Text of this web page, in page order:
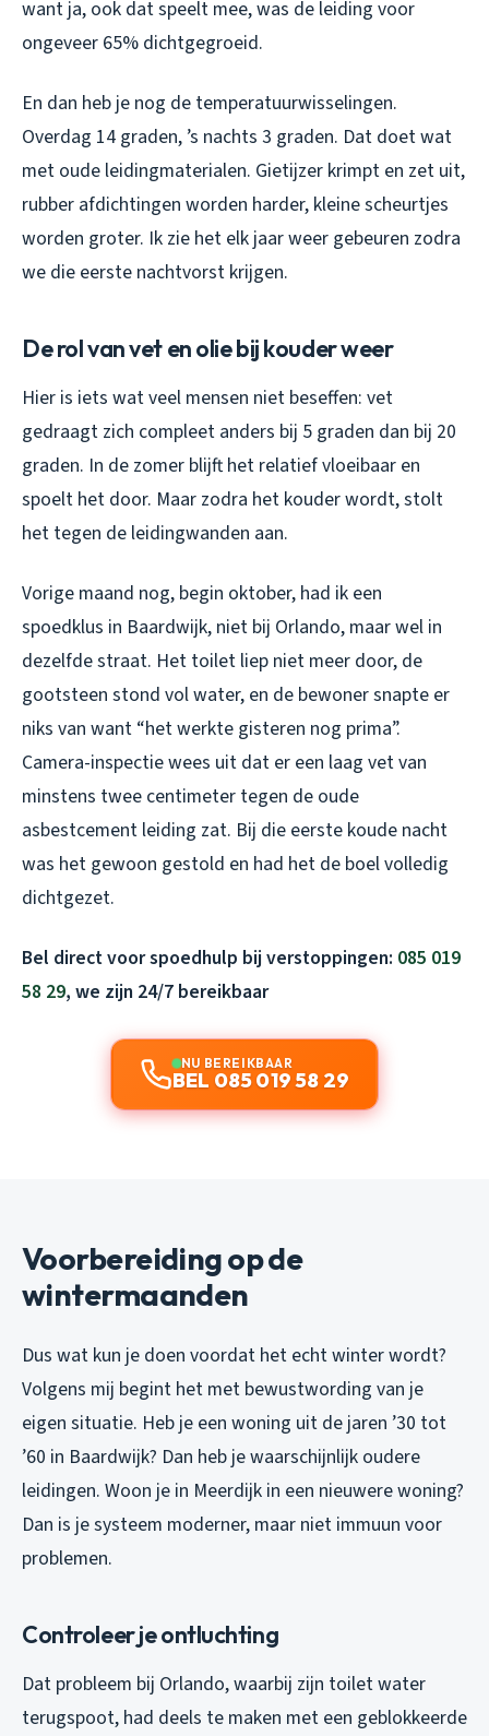
want ja, ook dat speelt mee, was de leiding voor
ongeveer 65% dichtgegroeid.
En dan heb je nog de temperatuurwisselingen.
Overdag 14 graden, ’s nachts 3 graden. Dat doet wat
met oude leidingmaterialen. Gietijzer krimpt en zet uit,
rubber afdichtingen worden harder, kleine scheurtjes
worden groter. Ik zie het elk jaar weer gebeuren zodra
we die eerste nachtvorst krijgen.
De rol van vet en olie bij kouder weer
Hier is iets wat veel mensen niet beseffen: vet
gedraagt zich compleet anders bij 5 graden dan bij 20
graden. In de zomer blijft het relatief vloeibaar en
spoelt het door. Maar zodra het kouder wordt, stolt
het tegen de leidingwanden aan.
Vorige maand nog, begin oktober, had ik een
spoedklus in Baardwijk, niet bij Orlando, maar wel in
dezelfde straat. Het toilet liep niet meer door, de
gootsteen stond vol water, en de bewoner snapte er
niks van want “het werkte gisteren nog prima”.
Camera-inspectie wees uit dat er een laag vet van
minstens twee centimeter tegen de oude
asbestcement leiding zat. Bij die eerste koude nacht
was het gewoon gestold en had het de boel volledig
dichtgezet.
Bel direct voor spoedhulp bij verstoppingen: 085 019
58 29, we zijn 24/7 bereikbaar
NU BEREIKBAAR
BEL 085 019 58 29
Voorbereiding op de
wintermaanden
Dus wat kun je doen voordat het echt winter wordt?
Volgens mij begint het met bewustwording van je
eigen situatie. Heb je een woning uit de jaren ’30 tot
’60 in Baardwijk? Dan heb je waarschijnlijk oudere
leidingen. Woon je in Meerdijk in een nieuwere woning?
Dan is je systeem moderner, maar niet immuun voor
problemen.
Controleer je ontluchting
Dat probleem bij Orlando, waarbij zijn toilet water
terugspoot, had deels te maken met een geblokkeerde